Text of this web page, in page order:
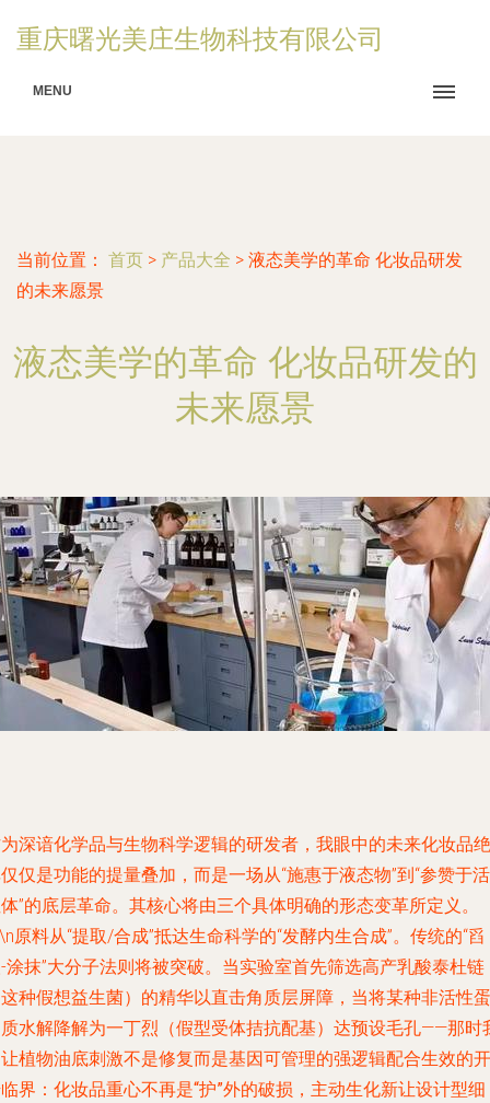
重庆曙光美庄生物科技有限公司
MENU
当前位置： 首页 > 产品大全 > 液态美学的革命 化妆品研发
的未来愿景
液态美学的革命 化妆品研发的
未来愿景
深谙化学品与生物科学逻辑的研发者，我眼中的未来化妆品绝
仅是功能的提量叠加，而是一场从“施惠于液态物”到“参赞于活
”的底层革命。其核心将由三个具体明确的形态变革所定义。
原料从“提取/合成”抵达生命科学的“发酵内生合成”。传统的“舀
涂抹”大分子法则将被突破。当实验室首先筛选高产乳酸泰杜链
种假想益生菌）的精华以直击角质层屏障，当将某种非活性蛋
水解降解为一丁烈（假型受体拮抗配基）达预设毛孔——那时
植物油底刺激不是修复而是基因可管理的强逻辑配合生效的开
界： 化妆品重心不再是“护”外的破损，主动生化新让设计型细